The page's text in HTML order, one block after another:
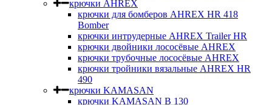
крючки AHREX
крючки для бомберов AHREX HR 418
Bomber
крючки интрудерные AHREX Trailer HR
крючки двойники лососёвые AHREX
крючки трубочные лососёвые AHREX
крючки тройники вязальные AHREX HR
490
крючки KAMASAN
крючки KAMASAN B 130